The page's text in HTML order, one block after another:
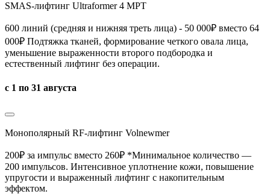
SMAS-лифтинг Ultraformer 4 MPT
600 линий (средняя и нижняя треть лица) - 50 000₽ вместо 64
000₽ Подтяжка тканей, формирование четкого овала лица,
уменьшение выраженности второго подбородка и
естественный лифтинг без операции.
с 1 по 31 августа
Монополярный RF-лифтинг Volnewmer
200₽ за импульс вместо 260₽ *Минимальное количество —
200 импульсов. Интенсивное уплотнение кожи, повышение
упругости и выраженный лифтинг с накопительным
эффектом.